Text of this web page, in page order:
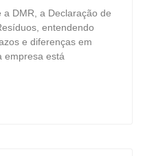
DMR, a Declaração de
entendendo
e diferenças em
empresa está